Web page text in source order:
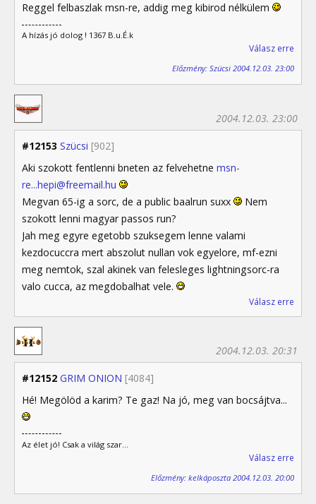
Reggel felbaszlak msn-re, addig meg kibirod nélkülem
A hízás jó dolog ! 1367 B.u.É.k
Válasz erre
Előzmény: Szücsi 2004.12.03. 23:00
#12153 Szücsi [902]
2004.12.03. 23:00
Aki szokott fentlenni bneten az felvehetne msn-
re...hepi@freemail.hu
Megvan 65-ig a sorc, de a public baalrun suxx
Nem
szokott lenni magyar passos run?
Jah meg egyre egetobb szuksegem lenne valami
kezdocuccra mert abszolut nullan vok egyelore, mf-ezni
meg nemtok, szal akinek van felesleges lightningsorc-ra
valo cucca, az megdobalhat vele.
Válasz erre
#12152 GRIM ONION [4084]
2004.12.03. 20:31
Hé! Megölöd a karim? Te gaz! Na jó, meg van bocsájtva...
Az élet jó! Csak a világ szar...
Válasz erre
Előzmény: kelkáposzta 2004.12.03. 20:00